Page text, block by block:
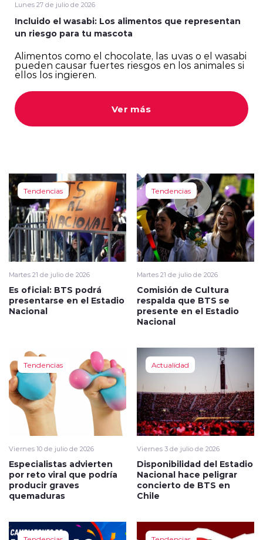
Lunes 27 de julio de 2026
Incluido el wasabi: Los alimentos que representan
un riesgo para tu mascota
Alimentos como el chocolate, las uvas o el wasabi
pueden causar fuertes riesgos en los animales si
ellos los ingieren.
Ver más
Tendencias
Martes 21 de julio de 2026
Es oficial: BTS podrá
presentarse en el Estadio
Nacional
Tendencias
Martes 21 de julio de 2026
Comisión de Cultura
respalda que BTS se
presente en el Estadio
Nacional
Tendencias
Viernes 10 de julio de 2026
Especialistas advierten
por reto viral que podría
producir graves
quemaduras
Actualidad
Viernes 3 de julio de 2026
Disponibilidad del Estadio
Nacional hace peligrar
concierto de BTS en
Chile